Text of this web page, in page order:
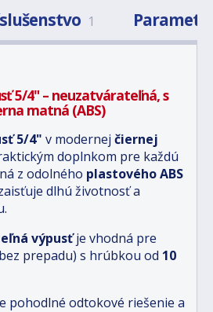
1
5/4" – neuzatvárateľná, s
matná (ABS)
5/4" v modernej čiernej
doplnkom pre každú
z odolného plastového ABS
dlhú životnosť a
výpusťje vhodná pre
prepadu) s hrúbkou od 10
pohodlné odtokové riešenie a